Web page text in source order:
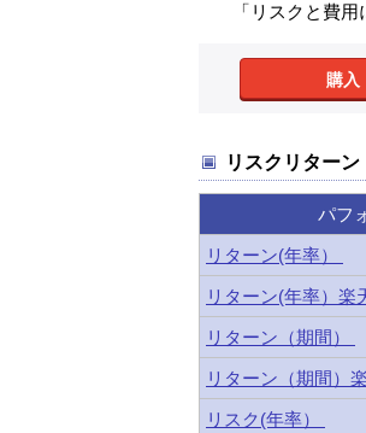
「リスクと費
購入
リスクリター
パフ
リターン(年率）
リターン(年率）楽
リターン（期間）
リターン（期間）
リスク(年率）